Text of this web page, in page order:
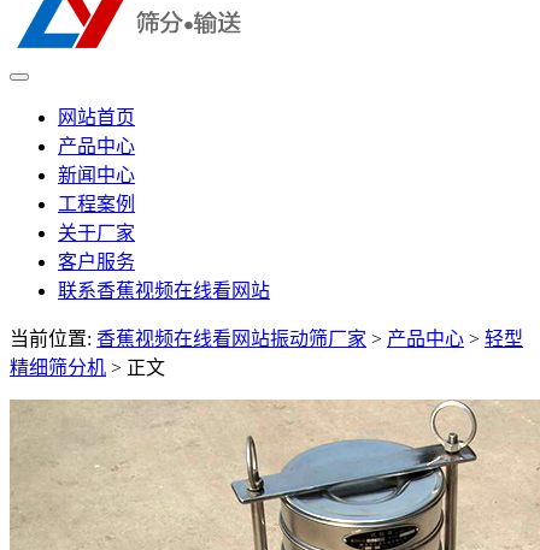
网站首页
产品中心
新闻中心
工程案例
关于厂家
客户服务
联系香蕉视频在线看网站
当前位置: 香蕉视频在线看网站振动筛厂家 > 产品中心 > 轻型
精细筛分机 > 正文